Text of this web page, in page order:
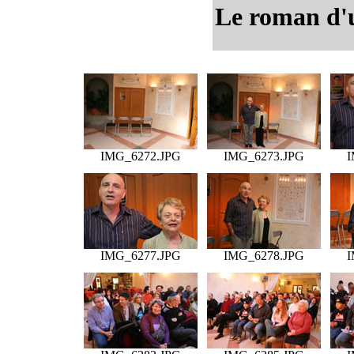
Le roman
IMG_6272.JPG IMG_6273.JPG
IMG_6277.JPG IMG_6278.JPG